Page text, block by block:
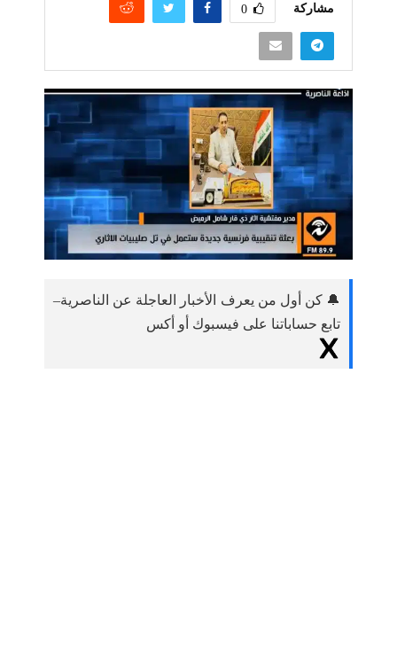
مشاركة 0
🔔 كن أول من يعرف الأخبار العاجلة عن الناصرية–
تابع حساباتنا على فيسبوك أو أكس